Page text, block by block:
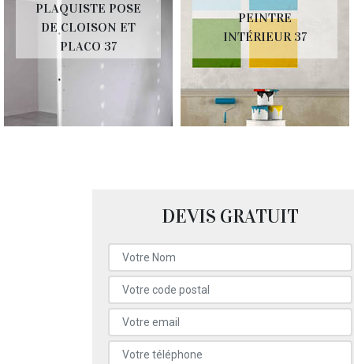
PLAQUISTE POSE
DE CLOISON ET
PLACO 37
PEINTRE
INTÉRIEUR 37
DEVIS GRATUIT